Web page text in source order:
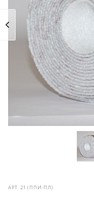
АРТ.21 (ППИ-ПЛ)